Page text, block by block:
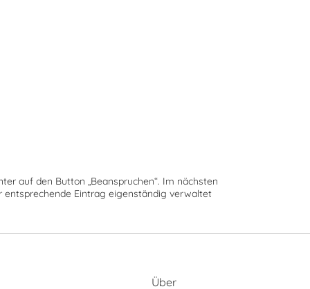
auf den Button „Beanspruchen“. Im nächsten
entsprechende Eintrag eigenständig verwaltet
Über